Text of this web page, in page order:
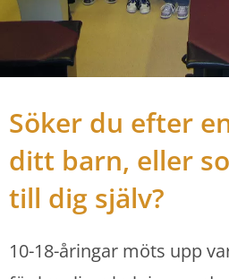
Söker du efter
ditt barn, eller
till dig själv?
10-18-åringar möts upp